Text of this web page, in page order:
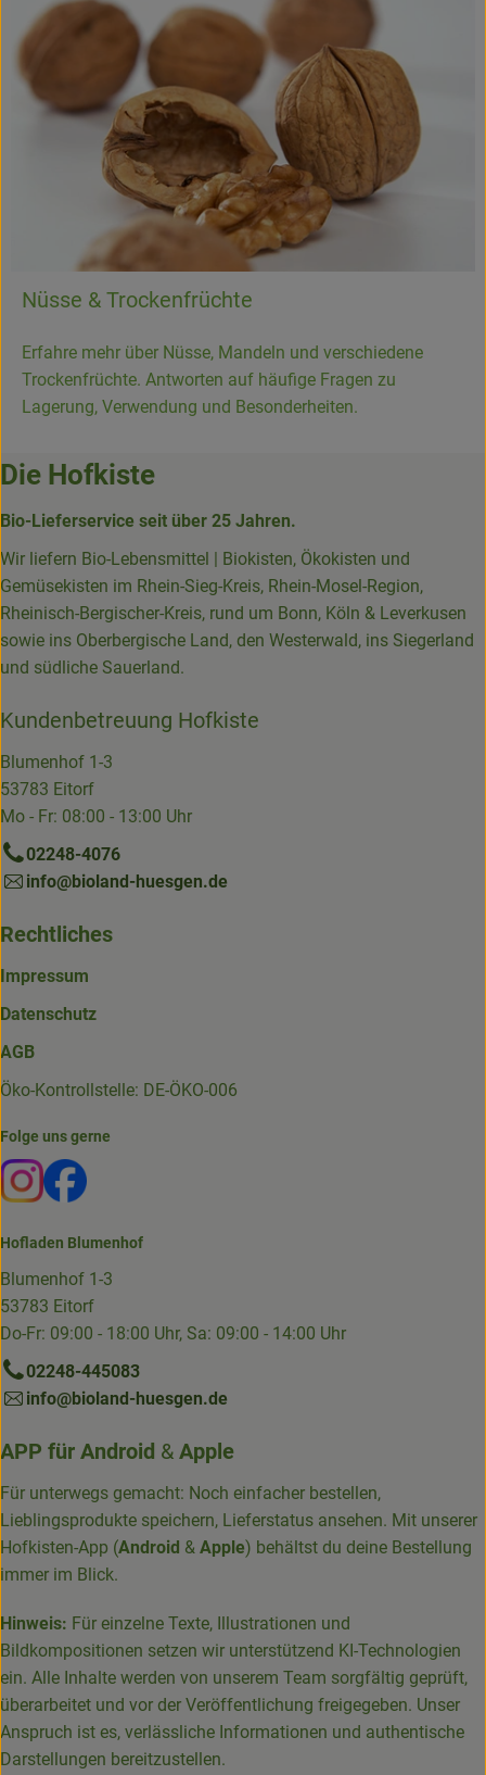
Nüsse & Trockenfrüchte
Erfahre mehr über Nüsse, Mandeln und verschiedene
Trockenfrüchte. Antworten auf häufige Fragen zu
Lagerung, Verwendung und Besonderheiten.
Die Hofkiste
Bio-Lieferservice seit über 25 Jahren.
Wir liefern Bio-Lebensmittel | Biokisten, Ökokisten und
Gemüsekisten im Rhein-Sieg-Kreis, Rhein-Mosel-Region,
Rheinisch-Bergischer-Kreis, rund um Bonn, Köln & Leverkusen
sowie ins Oberbergische Land, den Westerwald, ins Siegerland
und südliche Sauerland.
Kundenbetreuung Hofkiste
Blumenhof 1-3
53783 Eitorf
Mo - Fr: 08:00 - 13:00 Uhr
02248-4076
info@bioland-huesgen.de
Rechtliches
Impressum
Datenschutz
AGB
Öko-Kontrollstelle: DE-ÖKO-006
Folge uns gerne
Externer Link zu https://www.instagram.com/die.hofkiste/
Externer Link zu https://www.facebook.com/p/Die-
Hofladen Blumenhof
Blumenhof 1-3
53783 Eitorf
Do-Fr: 09:00 - 18:00 Uhr, Sa: 09:00 - 14:00 Uhr
02248-445083
info@bioland-huesgen.de
APP für Android & Apple
Für unterwegs gemacht: Noch einfacher bestellen,
Lieblingsprodukte speichern, Lieferstatus ansehen. Mit unserer
Hofkisten-App (Android & Apple) behältst du deine Bestellung
immer im Blick.
Hinweis: Für einzelne Texte, Illustrationen und
Bildkompositionen setzen wir unterstützend KI-Technologien
ein. Alle Inhalte werden von unserem Team sorgfältig geprüft,
überarbeitet und vor der Veröffentlichung freigegeben. Unser
Anspruch ist es, verlässliche Informationen und authentische
Darstellungen bereitzustellen.